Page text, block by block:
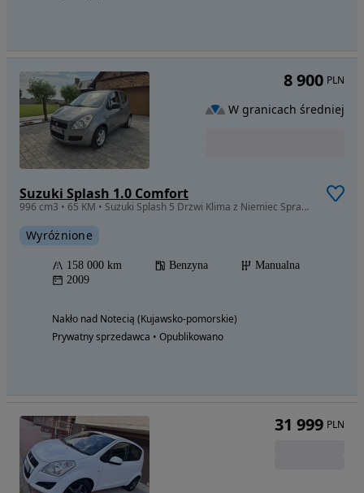
Suzuki Splash 1.0 Comfort
996 cm3 • 65 KM • Suzuki Splash 5 Drzwi Klima z Niemiec Sprawdz
Wyróżnione
158 000 km Benzyna
Manualna
2009
Nakło nad Notecią (Kujawsko-pomorskie)
Prywatny sprzedawca • Opublikowano
8 900 PLN
W granicach średniej
31 999 PLN